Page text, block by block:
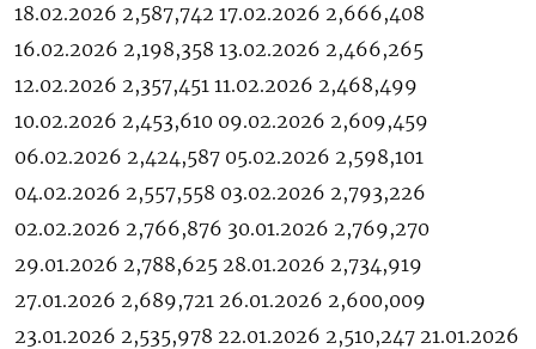
18.02.2026 2,587,742 17.02.2026 2,666,408
16.02.2026 2,198,358 13.02.2026 2,466,265
12.02.2026 2,357,451 11.02.2026 2,468,499
10.02.2026 2,453,610 09.02.2026 2,609,459
06.02.2026 2,424,587 05.02.2026 2,598,101
04.02.2026 2,557,558 03.02.2026 2,793,226
02.02.2026 2,766,876 30.01.2026 2,769,270
29.01.2026 2,788,625 28.01.2026 2,734,919
27.01.2026 2,689,721 26.01.2026 2,600,009
23.01.2026 2,535,978 22.01.2026 2,510,247 21.01.2026